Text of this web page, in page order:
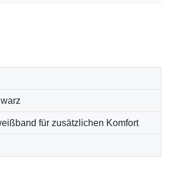
für zusätzlichen Komfort